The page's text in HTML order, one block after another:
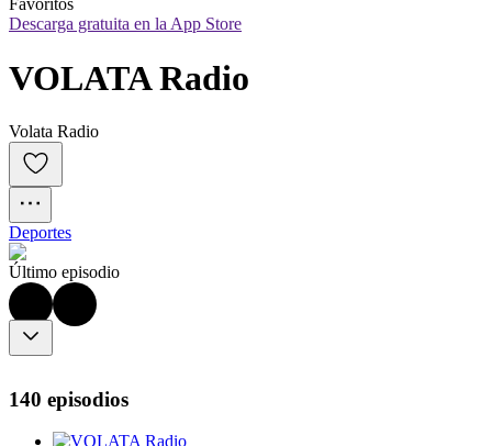
Favoritos
Descarga gratuita en la App Store
VOLATA Radio
Volata Radio
Deportes
Último episodio
140 episodios